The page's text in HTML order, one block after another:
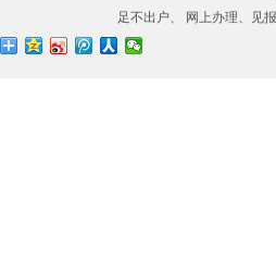
足不出户、 网上办理、见